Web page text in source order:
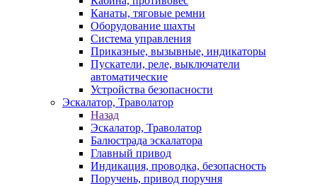
Канаты, тяговые ремни
Оборудование шахты
Система управления
Приказные, вызывные, индикаторы
Пускатели, реле, выключатели
автоматические
Устройства безопасности
Эскалатор, Траволатор
Назад
Эскалатор, Траволатор
Балюстрада эскалатора
Главный привод
Индикация, проводка, безопасность
Поручень, привод поручня